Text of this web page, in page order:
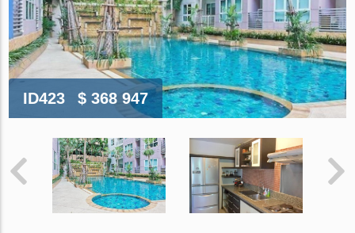
ID423 $ 368 947